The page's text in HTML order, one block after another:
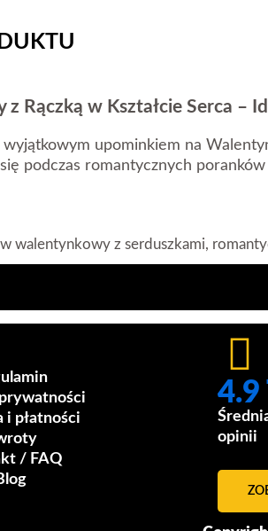
z Rączką w Kształcie Serca –
wyjątkowym upominkiem na
podczas romantycznych
walentynkowy z serduszkami,
ceramika, odporna na
prezentowy!Kup teraz i
i płatności
/ FAQ
4.9
opinii